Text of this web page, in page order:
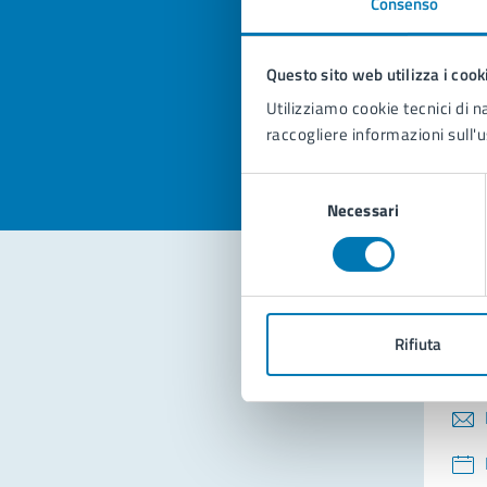
Questo sito web utilizza i
Utilizziamo cookie tecnici di
raccogliere informazioni
consenso
Necessari
Rifiuta